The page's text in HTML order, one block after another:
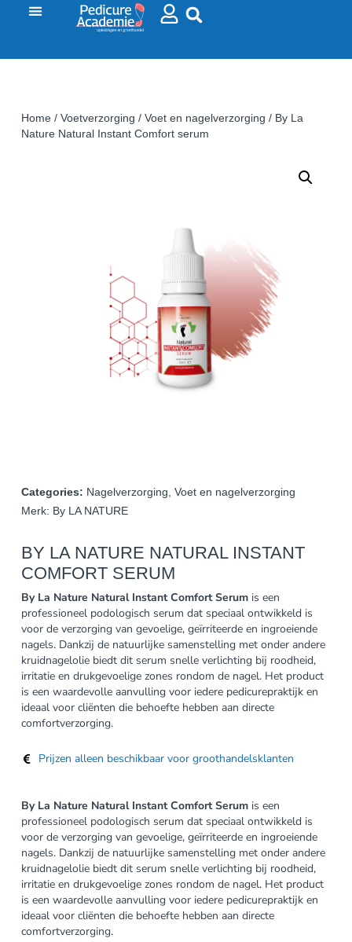
Home/ Voetverzorging / Voet en nagelverzorging / By La
Nature Natural Instant Comfort serum
Categories: Nagelverzorging, Voet en nagelverzorging
Merk: By LA NATURE
BY LA NATURE NATURAL INSTANT
COMFORT SERUM
By La Nature Natural Instant Comfort Serumis een
professioneel podologisch serum dat speciaal ontwikkeld is
voor de verzorging van gevoelige, geïrriteerde en ingroeiende
nagels. Dankzij de natuurlijke samenstelling met onder andere
kruidnagelolie biedt dit serum snelle verlichting bij roodheid,
irritatie en drukgevoelige zones rondom de nagel. Het product
is een waardevolle aanvulling voor iedere pedicurepraktijk en
ideaal voor cliënten die behoefte hebben aan directe
comfortverzorging.
Prijzen alleen beschikbaar voor groothandelsklanten
By La Nature Natural Instant Comfort Serumis een
professioneel podologisch serum dat speciaal ontwikkeld is
voor de verzorging van gevoelige, geïrriteerde en ingroeiende
nagels. Dankzij de natuurlijke samenstelling met onder andere
kruidnagelolie biedt dit serum snelle verlichting bij roodheid,
irritatie en drukgevoelige zones rondom de nagel. Het product
is een waardevolle aanvulling voor iedere pedicurepraktijk en
ideaal voor cliënten die behoefte hebben aan directe
comfortverzorging.